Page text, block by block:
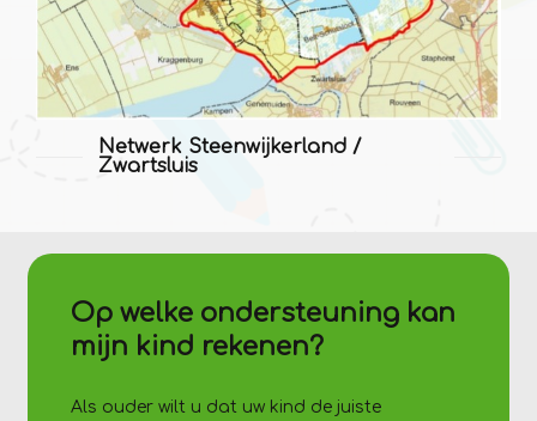
Netwerk Steenwijkerland /
Zwartsluis
Op welke ondersteuning kan
mijn kind rekenen?
Als ouder wilt u dat uw kind de juiste